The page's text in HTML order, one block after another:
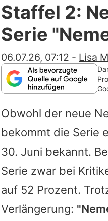
Staffel 2:
Serie
06.07.26, 07:12 - Lisa
Obwohl der neue
bekommt die Serie
30. Juni bekannt.
Serie zwar bei
auf 52 Prozent.
Verlängerung: